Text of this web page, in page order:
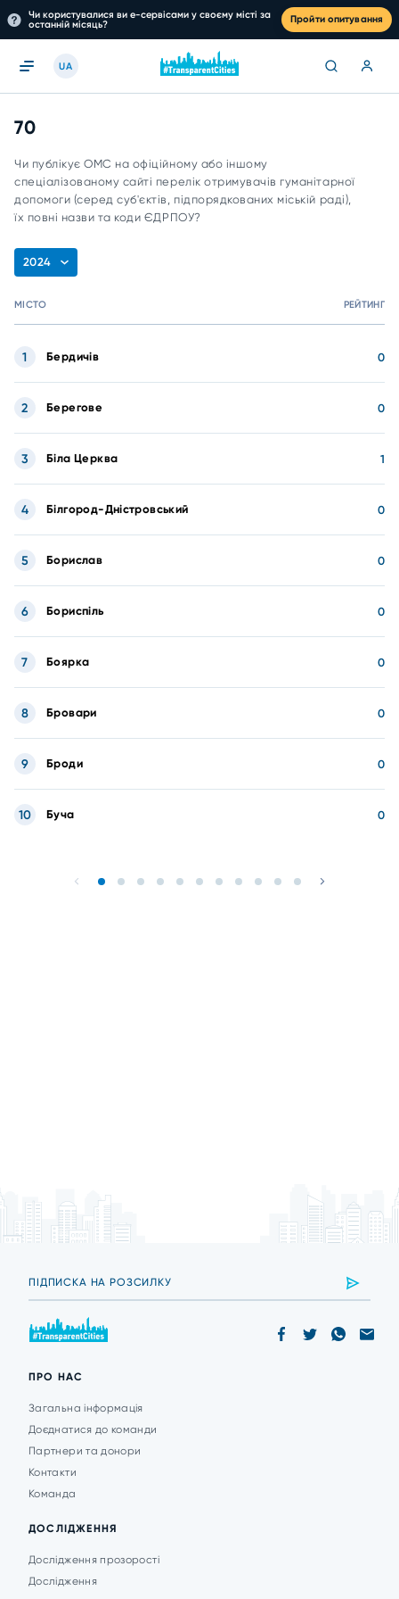
Чи користувалися ви е-сервісами у своєму місті за
останній місяць?
Пройти опитування
UA
70
Чи публікує ОМС на офіційному або іншому
спеціалізованому сайті перелік отримувачів гуманітарної
допомоги (серед суб'єктів, підпорядкованих міській раді),
їх повні назви та коди ЄДРПОУ?
2024
МІСТО РЕЙТИНГ
Бердичів 0
1
Берегове 0
2
Біла Церква 1
3
Білгород-Дністровський 0
4
Борислав 0
5
Бориспіль 0
6
Боярка 0
7
Бровари 0
8
Броди 0
9
Буча 0
10
ПРО НАС
Загальна інформація
Доєднатися до команди
Партнери та донори
Контакти
Команда
ДОСЛІДЖЕННЯ
Дослідження прозорості
Дослідження